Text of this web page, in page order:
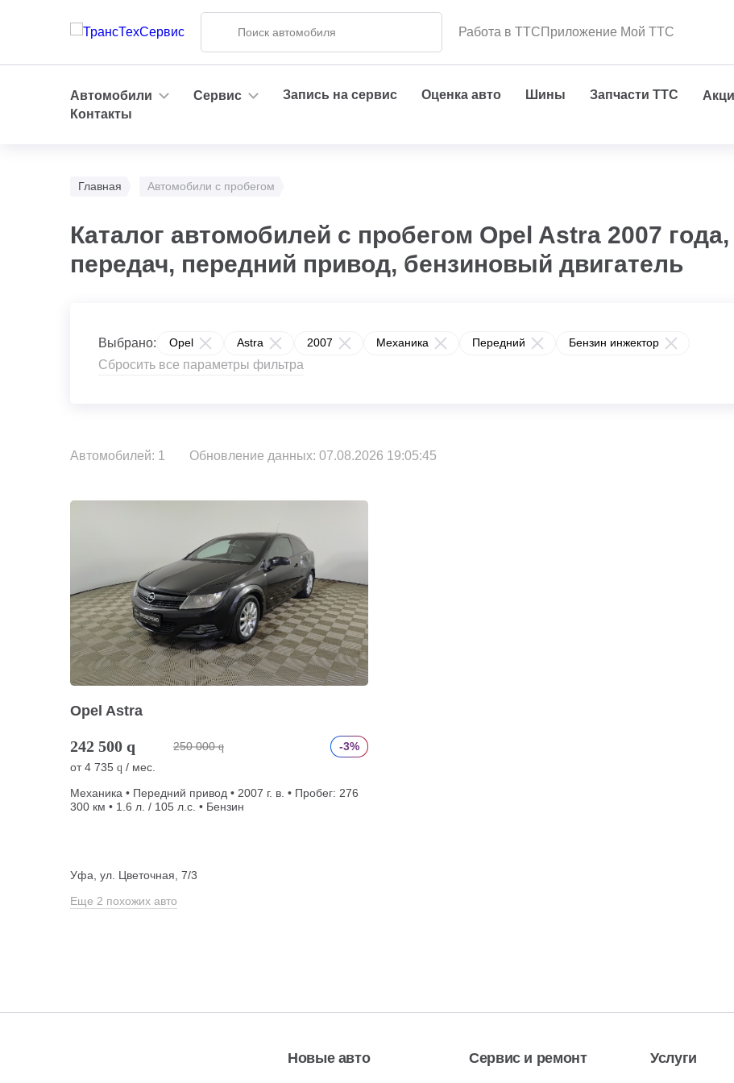
Работа в ТТСПриложение Мой ТТС
Автомобили Сервис Запись на сервис Оценка авто Шины Запчасти ТТС
Контакты
Главная Автомобили с пробегом
Каталог автомобилей с пробегом Opel Astra 2007
передач, передний привод, бензиновый двигатель
Выбрано: Opel Astra 2007 Механика Передний Бензин инжектор
Сбросить все параметры фильтра
Автомобилей: 1 Обновление данных: 07.08.2026 19:05:45
Opel Astra
242 500 q 250 000 q
-3%
от4 735 q / мес.
Механика • Передний привод • 2007 г. в. • Пробег: 276
300 км • 1.6 л. / 105 л.с. • Бензин
Уфа, ул. Цветочная, 7/3
Еще 2 похожих авто
Новые авто Сервис и ремонт Услуги